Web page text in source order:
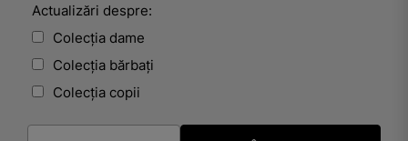
Actualizări despre:
Colecția dame
Colecția bărbați
Colecția copii